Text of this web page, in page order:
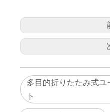
ケー
製品
細
アート
多目的折りたたみ式
ト